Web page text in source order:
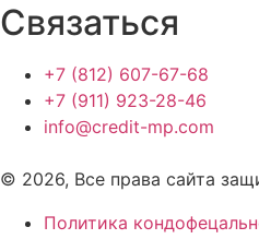
Связаться
+7 (812) 607-67-68
+7 (911) 923-28-46
info@credit-mp.com
© 2026, Все права сайта
Политика